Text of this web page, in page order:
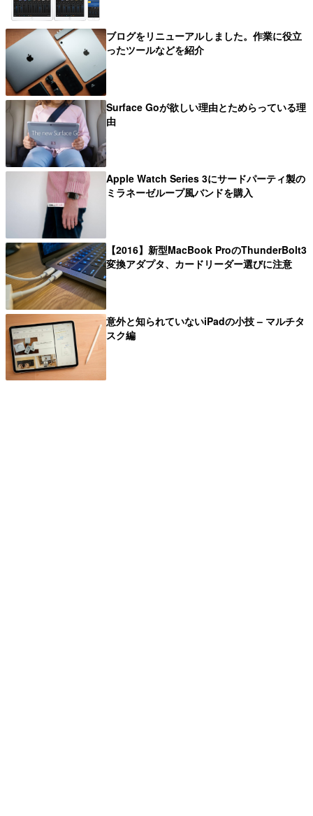
ブログをリニューアルしました。作業に役立
ったツールなどを紹介
Surface Goが欲しい理由とためらっている理
由
Apple Watch Series 3にサードパーティ製の
ミラネーゼループ風バンドを購入
【2016】新型MacBook ProのThunderBolt3
変換アダプタ、カードリーダー選びに注意
意外と知られていないiPadの小技 – マルチタ
スク編